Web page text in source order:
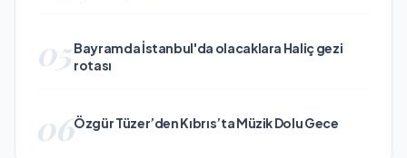
05Bayramda İstanbul'da olacaklara Haliç gezi
rotası
06Özgür Tüzer’den Kıbrıs’ta Müzik Dolu Gece